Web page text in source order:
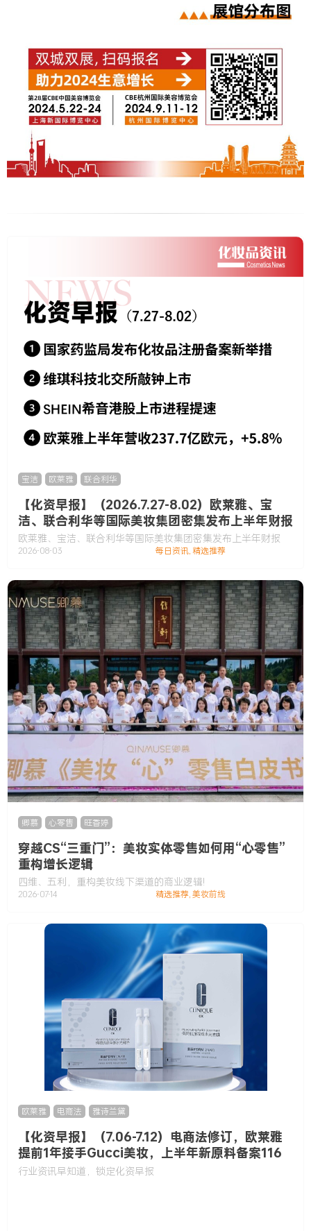
宝洁 欧莱雅 联合利华
【化资早报】（2026.7.27-8.02）欧莱雅、宝
洁、联合利华等国际美妆集团密集发布上半年财报
欧莱雅、宝洁、联合利华等国际美妆集团密集发布上半年财报
2026-08-03 每日资讯,精选推荐
卿慕 心零售 旺香婷
穿越CS“三重门”：美妆实体零售如何用“心零售”
重构增长逻辑
四维、五利，重构美妆线下渠道的商业逻辑!
2026-07-14 精选推荐,美妆前线
欧莱雅 电商法 雅诗兰黛
【化资早报】（7.06-7.12）电商法修订，欧莱雅
提前1年接手Gucci美妆，上半年新原料备案116
款……
行业资讯早知道，锁定化资早报